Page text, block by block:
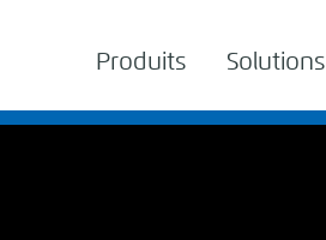
Produits Solutions